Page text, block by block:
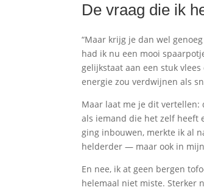
De vraag die ik
“Maar krijg je dan wel
had ik nu een mooi
gelijkstaat aan een stuk
energie zou verdwijnen als
Maar laat me je dit vertellen:
als iemand die het zelf heeft
ging inbouwen, merkte ik al
helderder — maar ook in
En nee, ik at geen bergen
helemaal niet miste. Sterker